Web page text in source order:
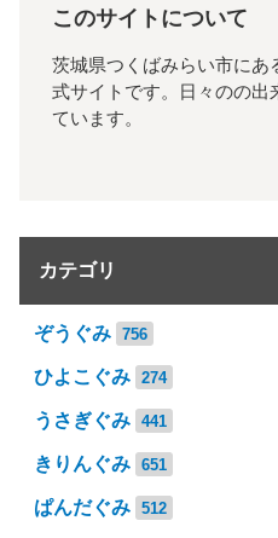
このサイトについて
茨城県つくばみらい市にあ
式サイトです。日々のの出
ています。
カテゴリ
ぞうぐみ 756
ひよこぐみ 274
うさぎぐみ 441
きりんぐみ 651
ぱんだぐみ 512